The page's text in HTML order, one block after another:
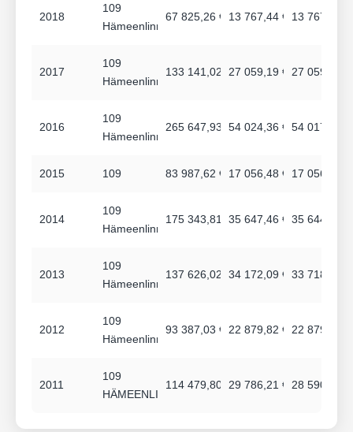
2018
109
Hämeenlinna
67 825,26 € 13 767,44 € 13 767,44 €
2017
109
Hämeenlinna
133 141,02 €27 059,19 € 27 059,19 €
2016
109
Hämeenlinna
265 647,93 €54 024,36 € 54 017,10 €
2015 109 83 987,62 € 17 056,48 € 17 056,48 €
2014
109
Hämeenlinna
175 343,81 €35 647,46 € 35 644,46 €
2013
109
Hämeenlinna
137 626,02 €34 172,09 € 33 718,37 €
2012
109
Hämeenlinna
93 387,03 € 22 879,82 € 22 879,82 €
2011
109
HÄMEENLINNA
114 479,80 €29 786,21 € 28 590,24 €